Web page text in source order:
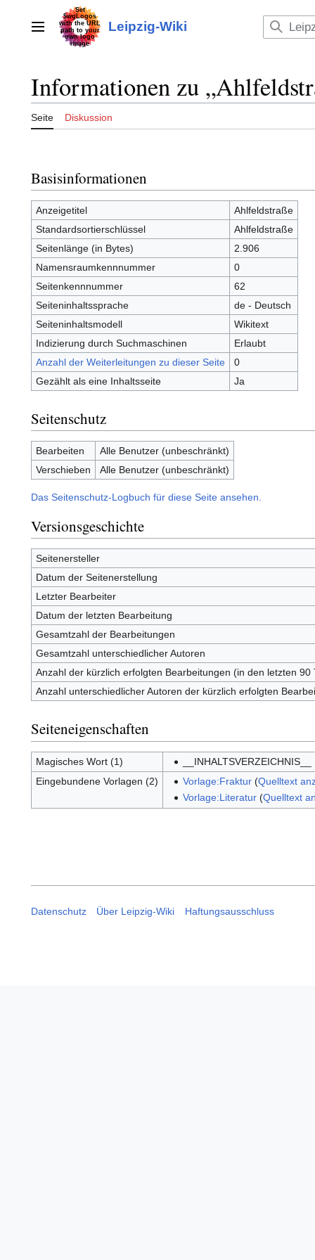
Inhalt
HauptmenüLeipzig-Wiki
Informationen zu
Seite Diskussion
Basisinformationen
Anzeigetitel
Ahlfeldstraße
Standardsortierschlüssel
Ahlfeldstraße
Seitenlänge (in Bytes)
2.906
Namensraumkennnummer
0
Seitenkennnummer
62
Seiteninhaltssprache
de - Deutsch
Seiteninhaltsmodell
Wikitext
Indizierung durch Suchmaschinen
Erlaubt
Anzahl der Weiterleitungen zu dieser Seite
0
Gezählt als eine Inhaltsseite
Ja
Seitenschutz
Bearbeiten
Alle Benutzer (unbeschränkt)
Verschieben
Alle Benutzer (unbeschränkt)
Das Seitenschutz-Logbuch für diese Seite ansehen.
Versionsgeschichte
Seitenersteller
Datum der Seitenerstellung
Letzter Bearbeiter
Datum der letzten Bearbeitung
Gesamtzahl der Bearbeitungen
Gesamtzahl unterschiedlicher Autoren
Anzahl der kürzlich erfolgten Bearbeitungen (in den letzten 90
Anzahl unterschiedlicher Autoren der kürzlich erfolgten
Seiteneigenschaften
Magisches Wort (1)
__INHALTSVERZEICHNIS__
Eingebundene Vorlagen (2)
Vorlage:Fraktur(Quelltext
Vorlage:Literatur(Quelltext
Datenschutz Über Leipzig-Wiki Haftungsausschluss